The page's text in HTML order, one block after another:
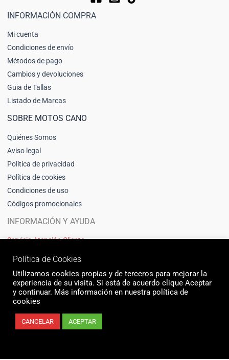
INFORMACIÓN COMPRA
Mi cuenta
Condiciones de envío
Métodos de pago
Cambios y devoluciones
Guia de Tallas
Listado de Marcas
SOBRE MOTOS CANO
Quiénes Somos
Aviso legal
Política de privacidad
Política de cookies
Condiciones de uso
Códigos promocionales
INFORMACIÓN Y AYUDA
Servicio Atención Cliente
Política de Cookies
Utilizamos cookies propias y de terceros para mejorar la
experiencia de su visita. Si está de acuerdo clique Aceptar
y continuar. Más información en nuestra política de
cookies
CANCELAR ACEPTAR